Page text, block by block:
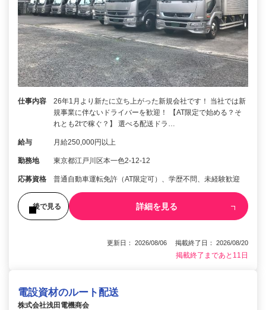
仕事内容
26年1月より新たに立ち上がった新規会社です！ 当社では新
規事業に伴ないドライバーを歓迎！ 【AT限定で始める？そ
れとも2tで稼ぐ？】 選べる配送ドラ…
給与 月給250,000円以上
勤務地 東京都江戸川区本一色2-12-12
応募資格 普通自動車運転免許（AT限定可）、学歴不問、未経験歓迎
後で見る 詳細を見る
更新日： 2026/08/06 掲載終了日： 2026/08/20
掲載終了まであと11日
電設資材のルート配送
株式会社浅田電機商会